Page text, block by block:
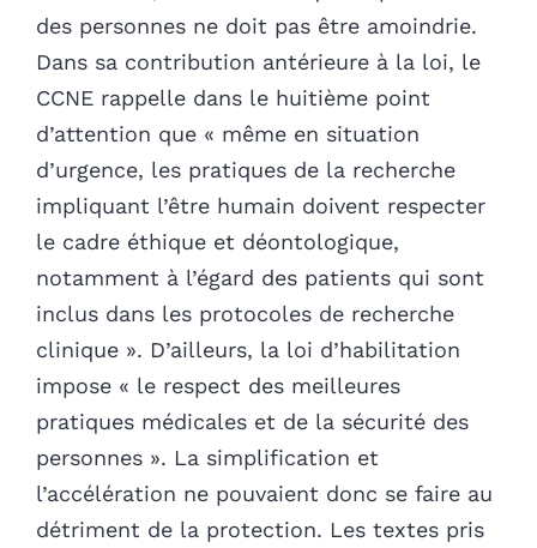
des personnes ne doit pas être amoindrie.
Dans sa contribution antérieure à la loi, le
CCNE rappelle dans le huitième point
d’attention que « même en situation
d’urgence, les pratiques de la recherche
impliquant l’être humain doivent respecter
le cadre éthique et déontologique,
notamment à l’égard des patients qui sont
inclus dans les protocoles de recherche
clinique ». D’ailleurs, la loi d’habilitation
impose « le respect des meilleures
pratiques médicales et de la sécurité des
personnes ». La simplification et
l’accélération ne pouvaient donc se faire au
détriment de la protection. Les textes pris